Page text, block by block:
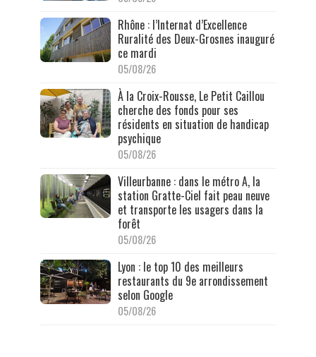
Rhône : l’Internat d’Excellence
Ruralité des Deux-Grosnes inauguré
ce mardi
05/08/26
À la Croix-Rousse, Le Petit Caillou
cherche des fonds pour ses
résidents en situation de handicap
psychique
05/08/26
Villeurbanne : dans le métro A, la
station Gratte-Ciel fait peau neuve
et transporte les usagers dans la
forêt
05/08/26
Lyon : le top 10 des meilleurs
restaurants du 9e arrondissement
selon Google
05/08/26